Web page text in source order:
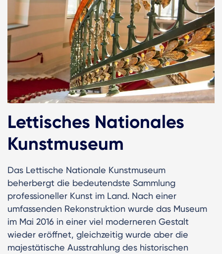
Lettisches Nationales
Kunstmuseum
Das Lettische Nationale Kunstmuseum
beherbergt die bedeutendste Sammlung
professioneller Kunst im Land. Nach einer
umfassenden Rekonstruktion wurde das Museum
im Mai 2016 in einer viel moderneren Gestalt
wieder eröffnet, gleichzeitig wurde aber die
majestätische Ausstrahlung des historischen